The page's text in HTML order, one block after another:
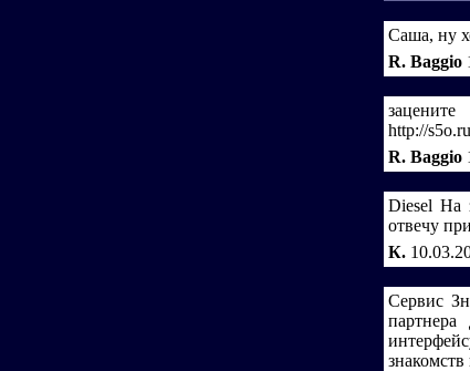
Саша, ну
R. Baggio
http://
R. Baggio
Diesel На
отвечу
К.
Сервис